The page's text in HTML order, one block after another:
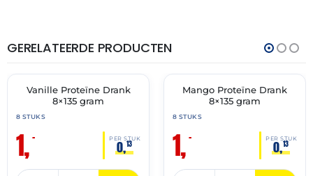
GERELATEERDE PRODUCTEN
🔥 OP=OP
THT:
31-
Vanille Proteïne Drank
8×135 gram
8 STUKS
1,– PER STUK
0,13
🔥 OP=OP
Mango Proteïne Drank
8×135 gram
8 STUKS
1,– PER STUK
0,13